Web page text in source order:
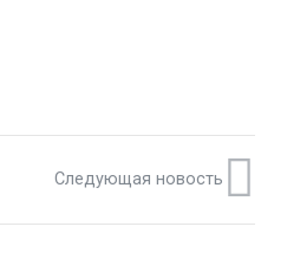
Следующая новость